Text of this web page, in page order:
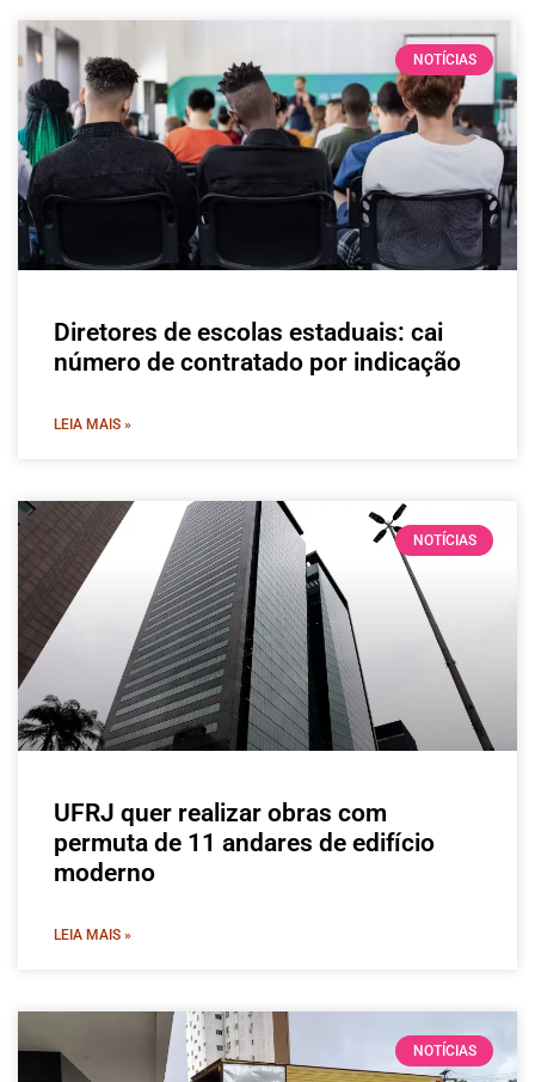
NOTÍCIAS
Diretores de escolas estaduais: cai
número de contratado por indicação
LEIA MAIS »
NOTÍCIAS
UFRJ quer realizar obras com
permuta de 11 andares de edifício
moderno
LEIA MAIS »
NOTÍCIAS